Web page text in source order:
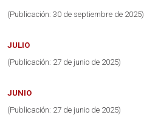
(Publicación: 30 de septiembre de 2025)
JULIO
(Publicación: 27 de junio de 2025)
JUNIO
(Publicación: 27 de junio de 2025)